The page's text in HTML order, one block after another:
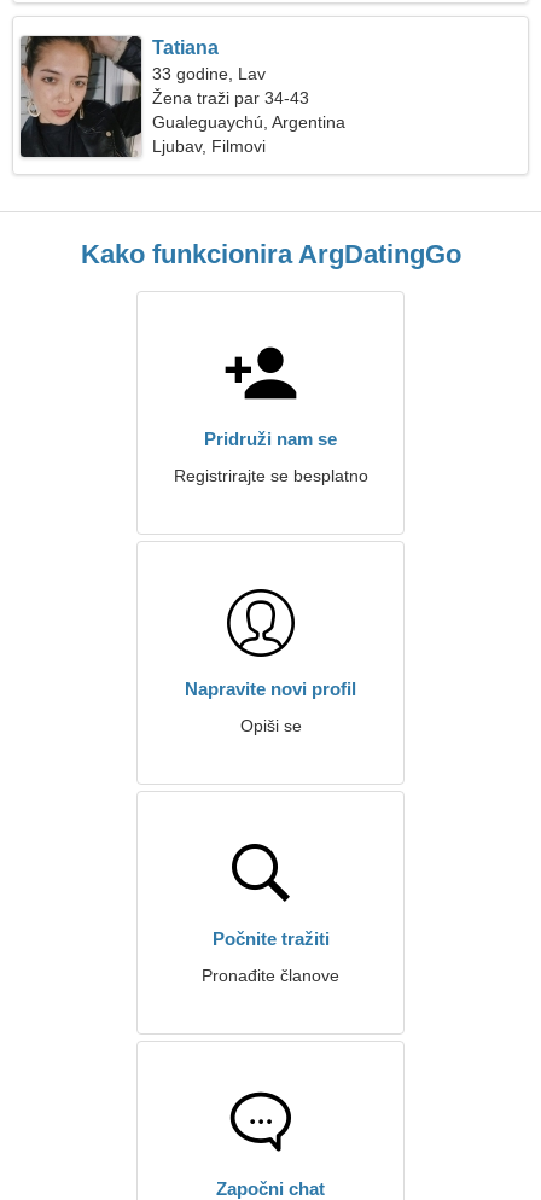
Tatiana
33 godine, Lav
Žena traži par 34-43
Gualeguaychú, Argentina
Ljubav, Filmovi
Kako funkcionira ArgDatingGo
Pridruži nam se
Registrirajte se besplatno
Napravite novi profil
Opiši se
Počnite tražiti
Pronađite članove
Započni chat